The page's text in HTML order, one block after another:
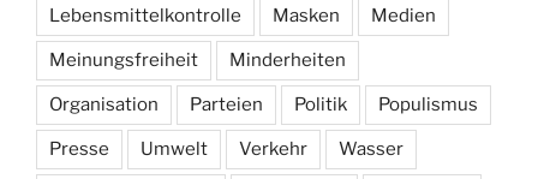
Lebensmittelkontrolle Masken Medien
Meinungsfreiheit Minderheiten
Organisation Parteien Politik Populismus
Presse Umwelt Verkehr Wasser